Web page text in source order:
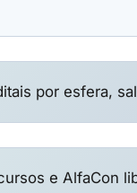
por esfera,
e AlfaCon